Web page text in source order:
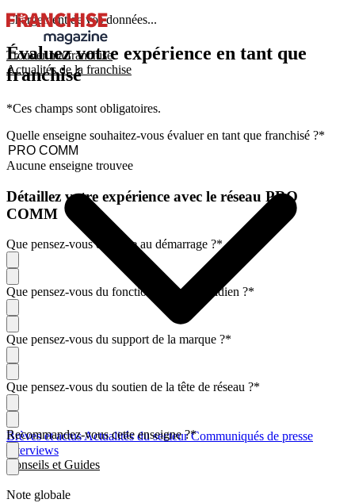
Trouver ma franchise
Actualités de la franchise
Brèves et actusActualités du secteurCommuniqués de presse
Interviews
Conseils et Guides
Chargement de vos données...
Évaluez votre expérience en tant que
franchisé
*Ces champs sont obligatoires.
Quelle enseigne souhaitez-vous évaluer en tant que franchisé ?*
Aucune enseigne trouvee
Détaillez votre expérience avec le réseau PRO
COMM
Que pensez-vous de l'aide au démarrage ?*
Que pensez-vous du fonctionnement quotidien ?*
Que pensez-vous du support de la marque ?*
Que pensez-vous du soutien de la tête de réseau ?*
Recommandez-vous cette enseigne ?*
Note globale